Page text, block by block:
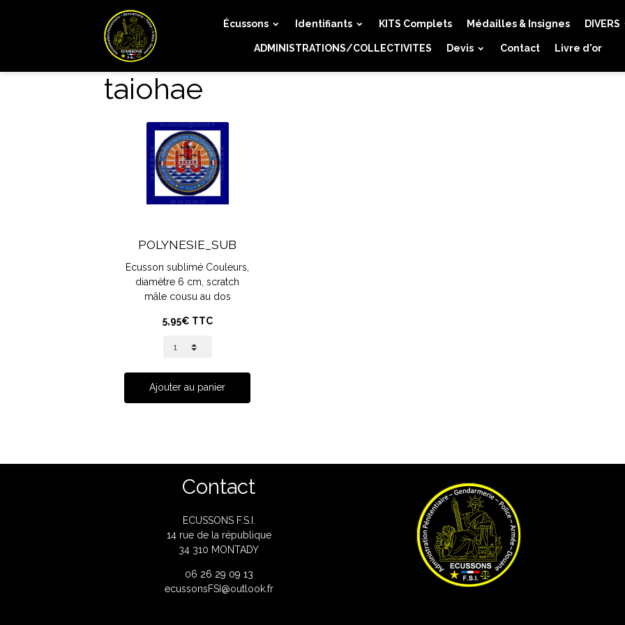
Écussons Identifiants KITS Complets Médailles & Insignes DIVERS
ADMINISTRATIONS/COLLECTIVITES Devis Contact Livre d'or
taiohae
POLYNESIE_SUB
Ecusson sublimé Couleurs,
diamètre 6 cm, scratch
mâle cousu au dos
5,95€ TTC
Ajouter au panier
Contact
ECUSSONS F.S.I.
14 rue de la république
34 310 MONTADY
06 26 29 09 13
ecussonsFSI@outlook.fr